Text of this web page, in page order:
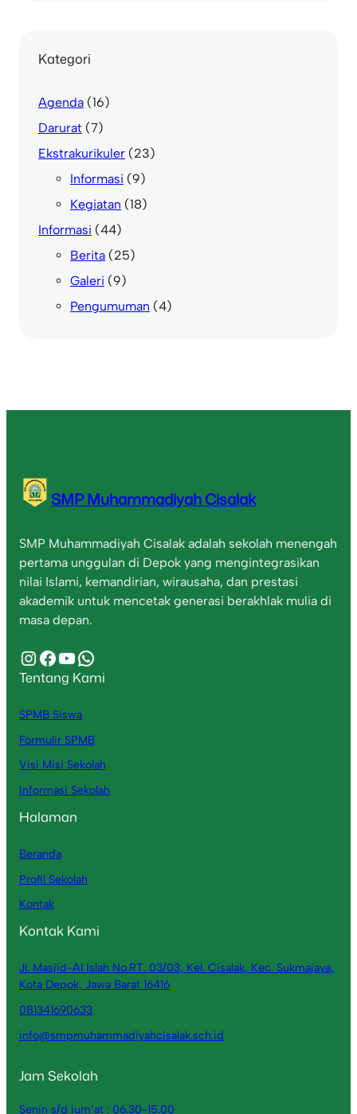
Kategori
Agenda (16)
Darurat (7)
Ekstrakurikuler (23)
Informasi (9)
Kegiatan (18)
Informasi (44)
Berita (25)
Galeri (9)
Pengumuman (4)
SMP Muhammadiyah Cisalak
SMP Muhammadiyah Cisalak adalah sekolah menengah
pertama unggulan di Depok yang mengintegrasikan
nilai Islami, kemandirian, wirausaha, dan prestasi
akademik untuk mencetak generasi berakhlak mulia di
masa depan.
InstagramFacebook YouTube WhatsApp
Tentang Kami
SPMB Siswa
Formulir SPMB
Visi Misi Sekolah
Informasi Sekolah
Halaman
Beranda
Profil Sekolah
Kontak
Kontak Kami
Jl. Masjid-Al Islah No.RT. 03/03, Kel. Cisalak, Kec. Sukmajaya,
Kota Depok, Jawa Barat 16416
081341690633
info@smpmuhammadiyahcisalak.sch.id
Jam Sekolah
Senin s/d jum’at : 06.30-15.00